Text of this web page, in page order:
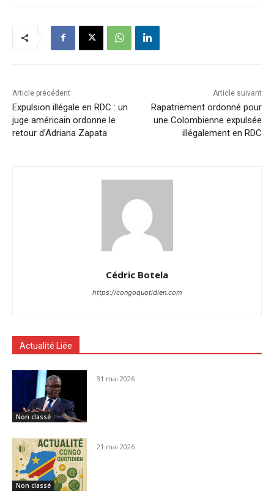
Article précédent
Expulsion illégale en RDC : un
juge américain ordonne le
retour d’Adriana Zapata
Article suivant
Rapatriement ordonné pour
une Colombienne expulsée
illégalement en RDC
Cédric Botela
https://congoquotidien.com
Actualité Liée
Non classé
31 mai 2026
Non classé
21 mai 2026